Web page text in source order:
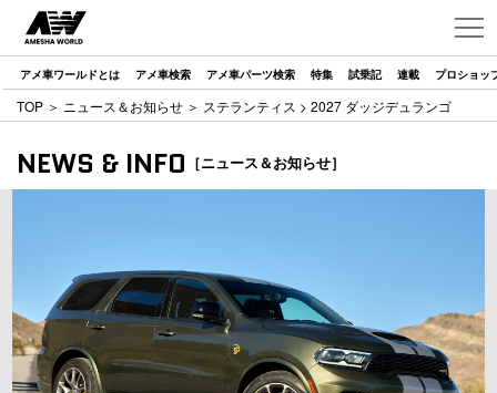
アメ車ワールドとは アメ車検索 アメ車パーツ検索 特集 試乗記 連載 プロショッ
TOP ＞ ニュース＆お知らせ ＞ ステランティス > 2027 ダッジデュランゴ
NEWS & INFO ［ニュース＆お知らせ］